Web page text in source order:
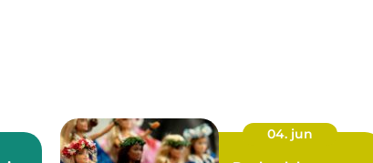
04. jun